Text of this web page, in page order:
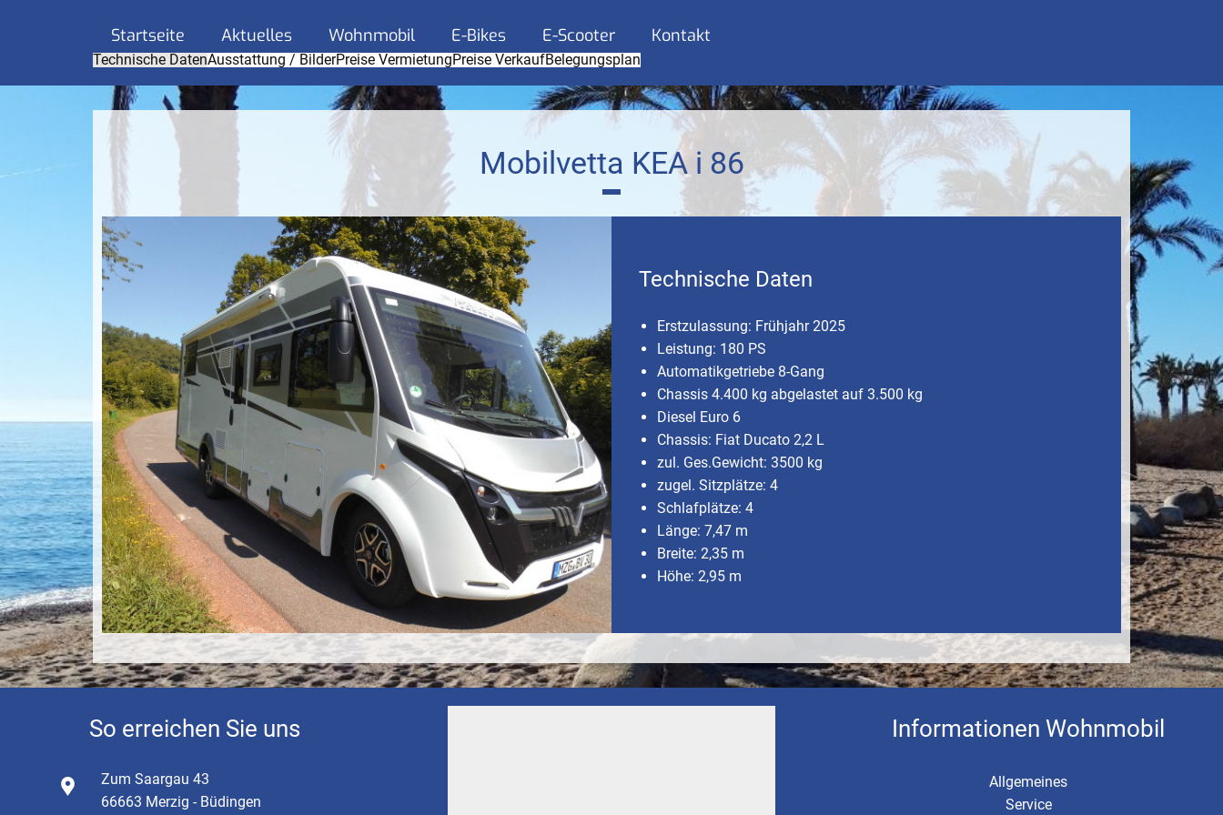
Startseite Aktuelles Wohnmobil E-Bikes E-Scooter Kontakt
Technische DatenAusstattung / BilderPreise VermietungPreise VerkaufBelegungsplan
Mobilvetta KEA i 86
Technische Daten
Erstzulassung: Frühjahr 2025
Leistung: 180 PS
Automatikgetriebe 8-Gang
Chassis 4.400 kg abgelastet auf 3.500 kg
Diesel Euro 6
Chassis: Fiat Ducato 2,2 L
zul. Ges.Gewicht: 3500 kg
zugel. Sitzplätze: 4
Schlafplätze: 4
Länge: 7,47 m
Breite: 2,35 m
Höhe: 2,95 m
So erreichen Sie uns
Zum Saargau 43
66663 Merzig - Büdingen
Informationen Wohnmobil
Allgemeines
Service